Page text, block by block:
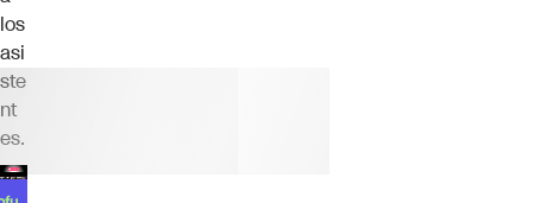
los
asi
ste
nt
es.